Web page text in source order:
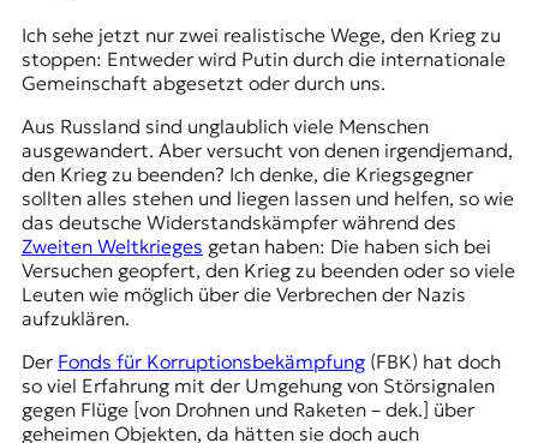
Ich sehe jetzt nur zwei realistische Wege, den Krieg zu
stoppen: Entweder wird Putin durch die internationale
Gemeinschaft abgesetzt oder durch uns.
Aus Russland sind unglaublich viele Menschen
ausgewandert. Aber versucht von denen irgendjemand,
den Krieg zu beenden? Ich denke, die Kriegsgegner
sollten alles stehen und liegen lassen und helfen, so wie
das deutsche Widerstandskämpfer während des
Zweiten Weltkrieges getan haben: Die haben sich bei
Versuchen geopfert, den Krieg zu beenden oder so viele
Leuten wie möglich über die Verbrechen der Nazis
aufzuklären.
Der Fonds für Korruptionsbekämpfung(FBK) hat doch
so viel Erfahrung mit der Umgehung von Störsignalen
gegen Flüge [von Drohnen und Raketen – dek.] über
geheimen Objekten, da hätten sie doch auch